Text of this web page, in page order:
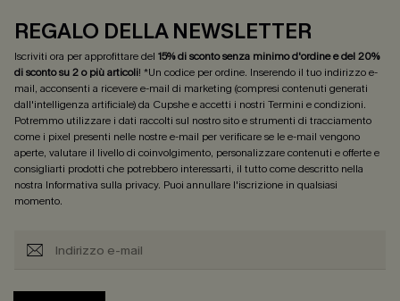
REGALO DELLA NEWSLETTER
Iscriviti ora per approfittare del 15% di sconto senza minimo d'ordine e del 20%
di sconto su 2 o più articoli! *Un codice per ordine. Inserendo il tuo indirizzo e-
mail, acconsenti a ricevere e-mail di marketing (compresi contenuti generati
dall'intelligenza artificiale) da Cupshe e accetti i nostri Termini e condizioni.
Potremmo utilizzare i dati raccolti sul nostro sito e strumenti di tracciamento
come i pixel presenti nelle nostre e-mail per verificare se le e-mail vengono
aperte, valutare il livello di coinvolgimento, personalizzare contenuti e offerte e
consigliarti prodotti che potrebbero interessarti, il tutto come descritto nella
nostra Informativa sulla privacy. Puoi annullare l'iscrizione in qualsiasi
momento.